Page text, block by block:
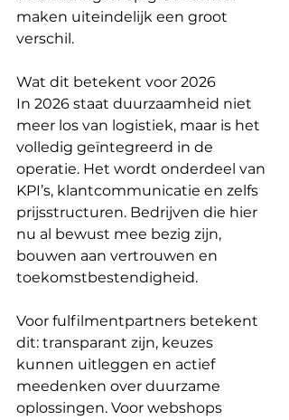
maken uiteindelijk een groot
verschil.
Wat dit betekent voor 2026
In 2026 staat duurzaamheid niet
meer los van logistiek, maar is het
volledig geïntegreerd in de
operatie. Het wordt onderdeel van
KPI’s, klantcommunicatie en zelfs
prijsstructuren. Bedrijven die hier
nu al bewust mee bezig zijn,
bouwen aan vertrouwen en
toekomstbestendigheid.
Voor fulfilmentpartners betekent
dit: transparant zijn, keuzes
kunnen uitleggen en actief
meedenken over duurzame
oplossingen. Voor webshops